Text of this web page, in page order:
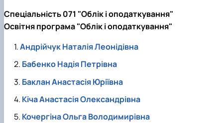
Спеціальність 071 "Облік і оподаткування"
Освітня програма "Облік і оподаткування"
Андрійчук Наталія Леонідівна
Бабенко Надія Петрівна
Баклан Анастасія Юріївна
Кіча Анастасія Олександрівна
Кочергіна Ольга Володимирівна